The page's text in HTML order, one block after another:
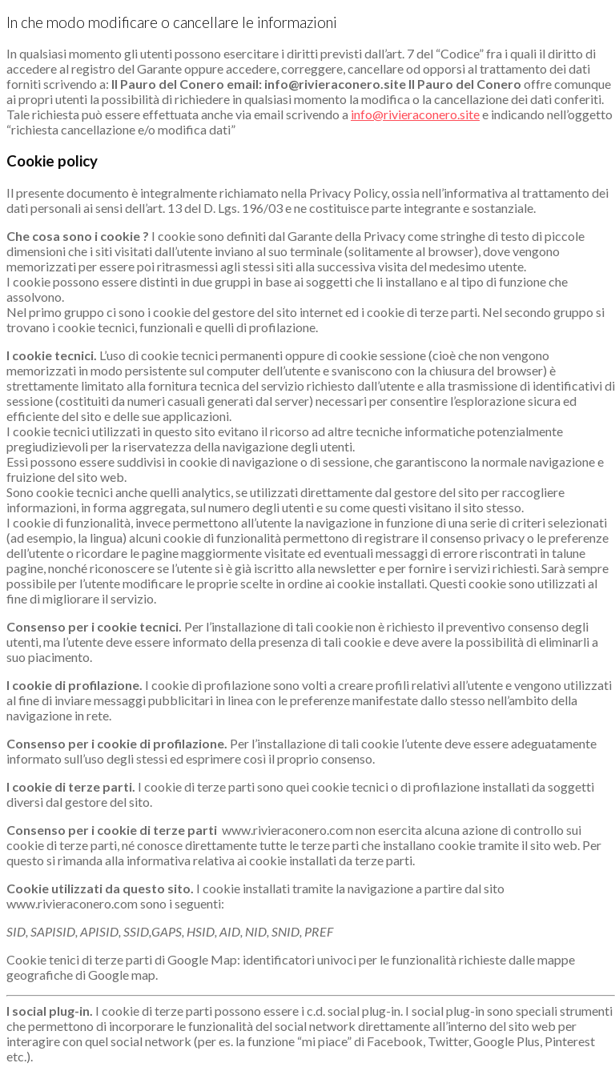
In che modo modificare o cancellare le informazioni
In qualsiasi momento gli utenti possono esercitare i diritti previsti dall’art. 7 del “Codice” fra i quali il diritto di
accedere al registro del Garante oppure accedere, correggere, cancellare od opporsi al trattamento dei dati
forniti scrivendo a: Il Pauro del Conero email: info@rivieraconero.site Il Pauro del Conero offre comunque
ai propri utenti la possibilità di richiedere in qualsiasi momento la modifica o la cancellazione dei dati conferiti.
Tale richiesta può essere effettuata anche via email scrivendo a info@rivieraconero.sitee indicando nell’oggetto
“richiesta cancellazione e/o modifica dati”
Cookie policy
Il presente documento è integralmente richiamato nella Privacy Policy, ossia nell’informativa al trattamento dei
dati personali ai sensi dell’art. 13 del D. Lgs. 196/03 e ne costituisce parte integrante e sostanziale.
Che cosa sono i cookie ? I cookie sono definiti dal Garante della Privacy come stringhe di testo di piccole
dimensioni che i siti visitati dall’utente inviano al suo terminale (solitamente al browser), dove vengono
memorizzati per essere poi ritrasmessi agli stessi siti alla successiva visita del medesimo utente.
I cookie possono essere distinti in due gruppi in base ai soggetti che li installano e al tipo di funzione che
assolvono.
Nel primo gruppo ci sono i cookie del gestore del sito internet ed i cookie di terze parti. Nel secondo gruppo si
trovano i cookie tecnici, funzionali e quelli di profilazione.
I cookie tecnici. L’uso di cookie tecnici permanenti oppure di cookie sessione (cioè che non vengono
memorizzati in modo persistente sul computer dell’utente e svaniscono con la chiusura del browser) è
strettamente limitato alla fornitura tecnica del servizio richiesto dall’utente e alla trasmissione di identificativi di
sessione (costituiti da numeri casuali generati dal server) necessari per consentire l’esplorazione sicura ed
efficiente del sito e delle sue applicazioni.
I cookie tecnici utilizzati in questo sito evitano il ricorso ad altre tecniche informatiche potenzialmente
pregiudizievoli per la riservatezza della navigazione degli utenti.
Essi possono essere suddivisi in cookie di navigazione o di sessione, che garantiscono la normale navigazione e
fruizione del sito web.
Sono cookie tecnici anche quelli analytics, se utilizzati direttamente dal gestore del sito per raccogliere
informazioni, in forma aggregata, sul numero degli utenti e su come questi visitano il sito stesso.
I cookie di funzionalità, invece permettono all’utente la navigazione in funzione di una serie di criteri selezionati
(ad esempio, la lingua) alcuni cookie di funzionalità permettono di registrare il consenso privacy o le preferenze
dell’utente o ricordare le pagine maggiormente visitate ed eventuali messaggi di errore riscontrati in talune
pagine, nonché riconoscere se l’utente si è già iscritto alla newsletter e per fornire i servizi richiesti. Sarà sempre
possibile per l’utente modificare le proprie scelte in ordine ai cookie installati. Questi cookie sono utilizzati al
fine di migliorare il servizio.
Consenso per i cookie tecnici. Per l’installazione di tali cookie non è richiesto il preventivo consenso degli
utenti, ma l’utente deve essere informato della presenza di tali cookie e deve avere la possibilità di eliminarli a
suo piacimento.
I cookie di profilazione. I cookie di profilazione sono volti a creare profili relativi all’utente e vengono utilizzati
al fine di inviare messaggi pubblicitari in linea con le preferenze manifestate dallo stesso nell’ambito della
navigazione in rete.
Consenso per i cookie di profilazione. Per l’installazione di tali cookie l’utente deve essere adeguatamente
informato sull’uso degli stessi ed esprimere così il proprio consenso.
I cookie di terze parti. I cookie di terze parti sono quei cookie tecnici o di profilazione installati da soggetti
diversi dal gestore del sito.
Consenso per i cookie di terze parti www.rivieraconero.com non esercita alcuna azione di controllo sui
cookie di terze parti, né conosce direttamente tutte le terze parti che installano cookie tramite il sito web. Per
questo si rimanda alla informativa relativa ai cookie installati da terze parti.
Cookie utilizzati da questo sito. I cookie installati tramite la navigazione a partire dal sito
www.rivieraconero.com sono i seguenti:
SID, SAPISID, APISID, SSID,GAPS, HSID, AID, NID, SNID, PREF
Cookie tenici di terze parti di Google Map: identificatori univoci per le funzionalità richieste dalle mappe
geografiche di Google map.
I social plug-in. I cookie di terze parti possono essere i c.d. social plug-in. I social plug-in sono speciali strumenti
che permettono di incorporare le funzionalità del social network direttamente all’interno del sito web per
interagire con quel social network (per es. la funzione “mi piace” di Facebook, Twitter, Google Plus, Pinterest
etc.).